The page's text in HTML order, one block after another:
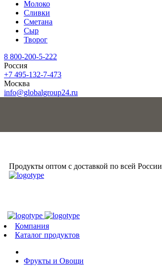
Молоко
Сливки
Сметана
Сыр
Творог
8 800-200-5-222
Россия
+7 495-132-7-473
Москва
info@globalgroup24.ru
Продукты оптом с доставкой по всей России
Компания
Каталог продуктов
Фрукты и Овощи